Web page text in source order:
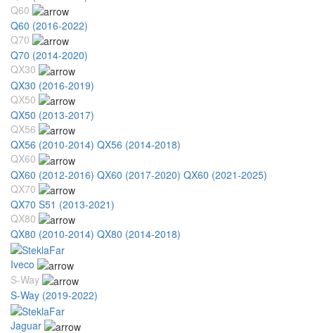
Q60
Q60 (2016-2022)
Q70
Q70 (2014-2020)
QX30
QX30 (2016-2019)
QX50
QX50 (2013-2017)
QX56
QX56 (2010-2014) QX56 (2014-2018)
QX60
QX60 (2012-2016) QX60 (2017-2020) QX60 (2021-2025)
QX70
QX70 S51 (2013-2021)
QX80
QX80 (2010-2014) QX80 (2014-2018)
Iveco
S-Way
S-Way (2019-2022)
Jaguar